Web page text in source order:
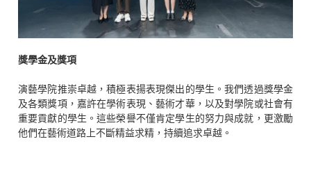
獎學金及獎項
演藝學院推崇卓越，積極表揚表現傑出的學生。我們透過獎學金
及各類獎項，嘉許在學術表現、藝術才華，以及對學院或社會有
重要貢獻的學生。這些榮譽不僅肯定學生的努力與成就，更激勵
他們在藝術道路上不斷精益求精，持續追求卓越。